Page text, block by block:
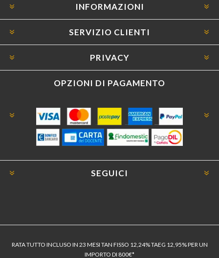
INFORMAZIONI
SERVIZIO CLIENTI
PRIVACY
OPZIONI DI PAGAMENTO
SEGUICI
RATA TUTTO INCLUSO IN 23 MESI TAN FISSO 12,24% TAEG 12,95% PER UN
IMPORTO DI 800€*